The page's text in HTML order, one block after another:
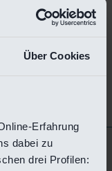
Über Cookies
Erfahrung
dabei zu
drei Profilen: